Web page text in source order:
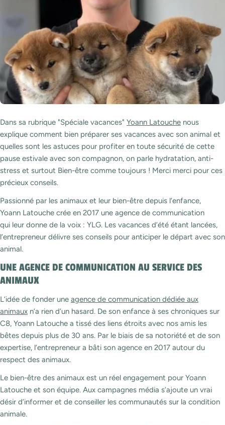
Dans sa rubrique "Spéciale vacances" Yoann Latouche nous
explique comment bien préparer ses vacances avec son animal et
quelles sont les astuces pour profiter en toute sécurité de cette
pause estivale avec son compagnon, on parle hydratation, anti-
stress et surtout Bien-être comme toujours ! Merci merci pour ces
précieux conseils.
Passionné par les animaux et leur bien-être depuis l’enfance,
Yoann Latouche crée en 2017 une agence de communication
qui leur donne de la voix : YLG. Les vacances d’été étant lancées,
l’entrepreneur délivre ses conseils pour anticiper le départ avec son
animal.
UNE AGENCE DE COMMUNICATION AU SERVICE DES
ANIMAUX
L’idée de fonder une agence de communication dédiée aux
animaux n’a rien d’un hasard. De son enfance à ses chroniques sur
C8, Yoann Latouche a tissé des liens étroits avec nos amis les
bêtes depuis plus de 30 ans. Par le biais de sa notoriété et de son
expertise, l’entrepreneur a bâti son agence en 2017 autour du
respect des animaux.
Le bien-être des animaux est un réel engagement pour Yoann
Latouche et son équipe. Aux campagnes média s’ajoute un vrai
désir d’informer et de conseiller les communautés sur la condition
animale.